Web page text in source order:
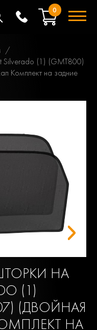
0
Silverado (1) (GMT800)
Комплект на задние
НА
(1)
(ДВОЙНАЯ
НА